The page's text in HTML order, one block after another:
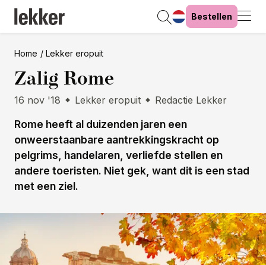
Bestellen
Home Lekker eropuit
Zalig Rome
16 nov '18 Lekker eropuit Redactie Lekker
Rome heeft al duizenden jaren een
onweerstaanbare aantrekkingskracht op
pelgrims, handelaren, verliefde stellen en
andere toeristen. Niet gek, want dit is een stad
met een ziel.